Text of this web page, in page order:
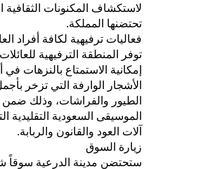
لاستكشاف المكنونات الثقافية
تحتضنها المملكة.
فعاليات ترفيهية لكافة أفراد
توفر المنطقة الترفيهية
إمكانية الاستمتاع بالنزهات
الأشجار الوارفة التي تزخر
الطيور والفراشات، وذلك ضمن
الموسيقى السعودية التقليدية
آلات العود والقانون والربابة.
زيارة السوق
ستحتضن مدينة الدرعية سوقاً